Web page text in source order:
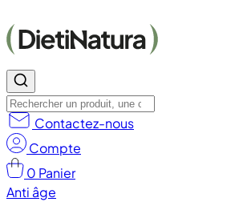
Contactez-nous
Compte
0 Panier
Anti âge